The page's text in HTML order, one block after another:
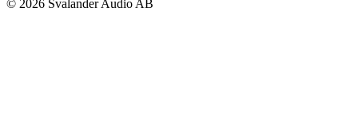
© 2026 Svalander Audio AB